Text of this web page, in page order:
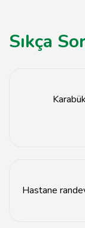
Sıkça
Hastane